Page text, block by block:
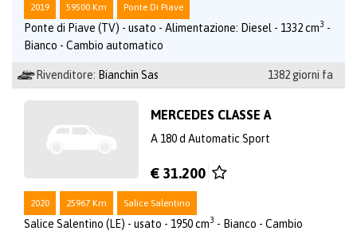
2019 59500 Km Ponte Di Piave
Ponte di Piave (TV) - usato - Alimentazione: Diesel - 1332 cm3 -
Bianco - Cambio automatico
Rivenditore: Bianchin Sas 1382 giorni fa
MERCEDES CLASSE A
A 180 d Automatic Sport
€ 31.200
2020 25967 Km Salice Salentino
Salice Salentino (LE) - usato - 1950 cm3 - Bianco - Cambio